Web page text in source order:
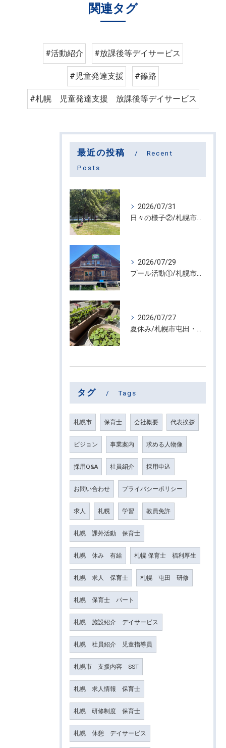
関連タグ
#活動紹介 #放課後等デイサービス
#児童発達支援 #篠路
#札幌 児童発達支援 放課後等デイサービス
最近の投稿
Recent
Posts
2026/07/31
2026/07/29
2026/07/27
タグ Tags
札幌市 保育士 会社概要 代表挨拶
ビジョン 事業案内 求める人物像
採用Q&A 社員紹介 採用申込
お問い合わせ プライバシーポリシー
求人 札幌 学習 教員免許
札幌 課外活動 保育士
札幌 休み 有給 札幌 保育士 福利厚生
札幌 求人 保育士 札幌 屯田 研修
札幌 保育士 パート
札幌 施設紹介 デイサービス
札幌 社員紹介 児童指導員
札幌市 支援内容 SST
札幌 求人情報 保育士
札幌 研修制度 保育士
札幌 休憩 デイサービス